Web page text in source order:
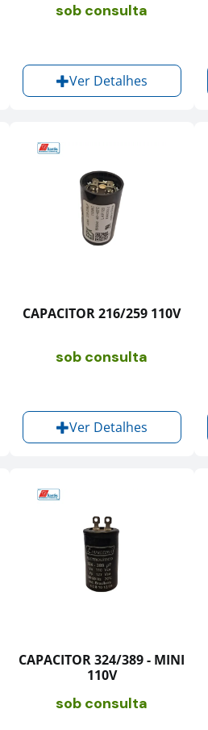
sob consulta
Ver Detalhes
CAPACITOR 216/259 110V
sob consulta
Ver Detalhes
CAPACITOR 324/389 - MINI
110V
sob consulta